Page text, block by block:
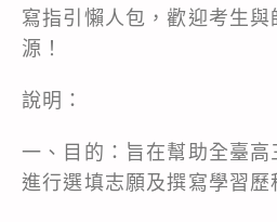
寫指引懶人包，歡迎考生
源！
說明：
一、目的：旨在幫助全臺
進行選填志願及撰寫學習歷